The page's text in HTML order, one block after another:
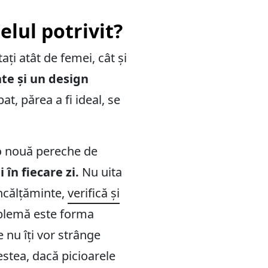
potrivit?
atât de femei, cât și
și un design
părea a fi ideal, se
pereche de
în fiecare zi. Nu uita
verifică și
este forma
nu îți vor strânge
dacă picioarele